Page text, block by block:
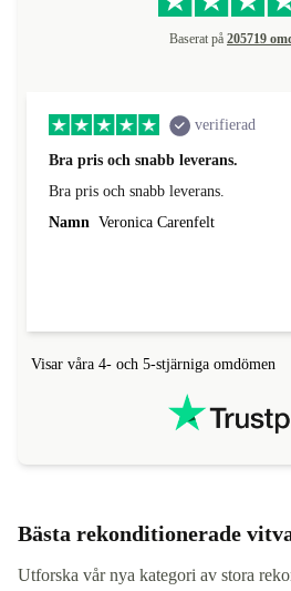
Baserat på 205719
verifierad
Bra pris och snabb leverans.
Bra pris och snabb leverans.
Namn Veronica Carenfelt
Visar våra 4- och 5-stjärniga omdömen
Bästa rekonditionerade
Utforska vår nya kategori av stora